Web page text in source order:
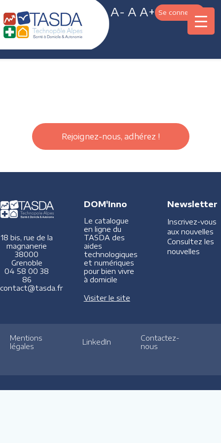
A- A A+ Se connecter
Rejoignez-nous, adhérez !
18 bis, rue de la
magnanerie
38000
Grenoble
04 58 00 38
86
contact@tasda.fr
DOM'Inno
Le catalogue
en ligne du
TASDA des
aides
technologiques
et numériques
pour bien vivre
à domicile
Visiter le site
Newsletter
Inscrivez-vous
aux nouvelles
Consultez les
nouvelles
Mentions
légales
LinkedIn
Contactez-
nous